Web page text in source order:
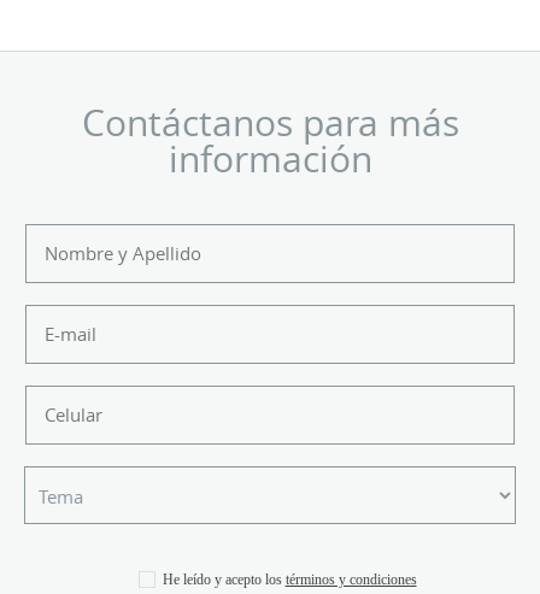
Contáctanos para más
información
He leído y acepto los términos y condiciones